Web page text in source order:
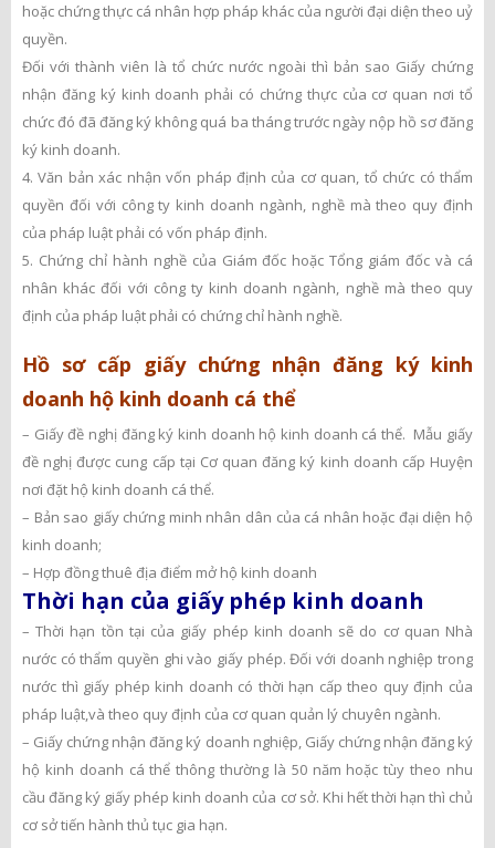
hoặc chứng thực cá nhân hợp pháp khác của người đại diện theo uỷ
quyền.
Đối với thành viên là tổ chức nước ngoài thì bản sao Giấy chứng
nhận đăng ký kinh doanh phải có chứng thực của cơ quan nơi tổ
chức đó đã đăng ký không quá ba tháng trước ngày nộp hồ sơ đăng
ký kinh doanh.
4. Văn bản xác nhận vốn pháp định của cơ quan, tổ chức có thẩm
quyền đối với công ty kinh doanh ngành, nghề mà theo quy định
của pháp luật phải có vốn pháp định.
5. Chứng chỉ hành nghề của Giám đốc hoặc Tổng giám đốc và cá
nhân khác đối với công ty kinh doanh ngành, nghề mà theo quy
định của pháp luật phải có chứng chỉ hành nghề.
Hồ sơ cấp giấy chứng nhận đăng ký kinh
doanh hộ kinh doanh cá thể
– Giấy đề nghị đăng ký kinh doanh hộ kinh doanh cá thể. Mẫu giấy
đề nghị được cung cấp tại Cơ quan đăng ký kinh doanh cấp Huyện
nơi đặt hộ kinh doanh cá thể.
– Bản sao giấy chứng minh nhân dân của cá nhân hoặc đại diện hộ
kinh doanh;
– Hợp đồng thuê địa điểm mở hộ kinh doanh
Thời hạn của giấy phép kinh doanh
– Thời hạn tồn tại của giấy phép kinh doanh sẽ do cơ quan Nhà
nước có thẩm quyền ghi vào giấy phép. Đối với doanh nghiệp trong
nước thì giấy phép kinh doanh có thời hạn cấp theo quy định của
pháp luật,và theo quy định của cơ quan quản lý chuyên ngành.
– Giấy chứng nhận đăng ký doanh nghiệp, Giấy chứng nhận đăng ký
hộ kinh doanh cá thể thông thường là 50 năm hoặc tùy theo nhu
cầu đăng ký giấy phép kinh doanh của cơ sở. Khi hết thời hạn thì chủ
cơ sở tiến hành thủ tục gia hạn.